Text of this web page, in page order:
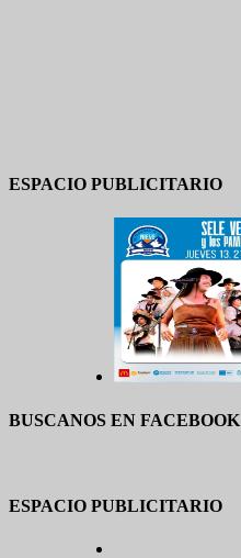
ESPACIO PUBLICITARIO
BUSCANOS EN FACEBOOK
ESPACIO PUBLICITARIO